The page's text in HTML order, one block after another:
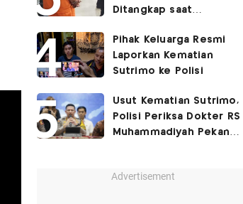
Ditangkap saat
Pihak Keluarga Resmi
Laporkan Kematian
Sutrimo ke Polisi
Usut Kematian Sutrimo,
Polisi Periksa Dokter RS
Muhammadiyah Pekan
Advertisement